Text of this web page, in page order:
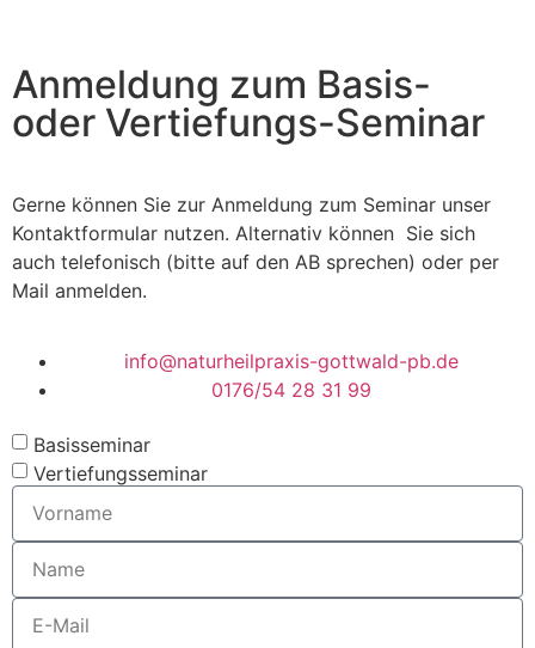
Anmeldung zum Basis-
oder Vertiefungs-Seminar
Gerne können Sie zur Anmeldung zum Seminar unser
Kontaktformular nutzen. Alternativ können Sie sich
auch telefonisch (bitte auf den AB sprechen) oder per
Mail anmelden.
info@naturheilpraxis-gottwald-pb.de
0176/54 28 31 99
Basisseminar
Vertiefungsseminar